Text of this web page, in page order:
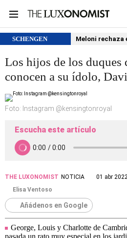
SCHENGEN Meloni rechaza
Los hijos de los duques
conocen a su ídolo,
Foto: Instagram @kensingtonroyal
Escucha este artículo
THE LUXONOMIST NOTICIA
01 abr
Elisa Ventoso
Añádenos en Google
George, Louis y Charlotte de
pasada un rato muy especial en los